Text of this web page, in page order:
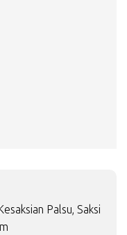
Palsu, Saksi